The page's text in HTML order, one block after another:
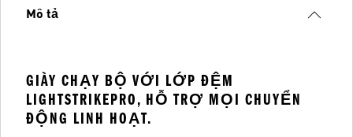
Mô tả
GIÀY CHẠY BỘ VỚI LỚP ĐỆM
LIGHTSTRIKEPRO, HỖ TRỢ MỌI CHUYỂN
ĐỘNG LINH HOẠT.